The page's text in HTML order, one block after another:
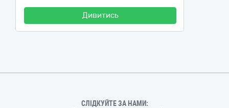
Дивитись
СЛІДКУЙТЕ ЗА НАМИ: